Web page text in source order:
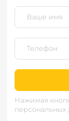
Нажимая
персональных